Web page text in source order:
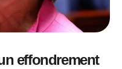
effondrement